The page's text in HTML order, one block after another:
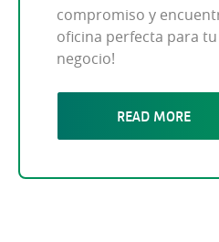
compromiso y
oficina perfecta para tu
negocio!
READ MORE